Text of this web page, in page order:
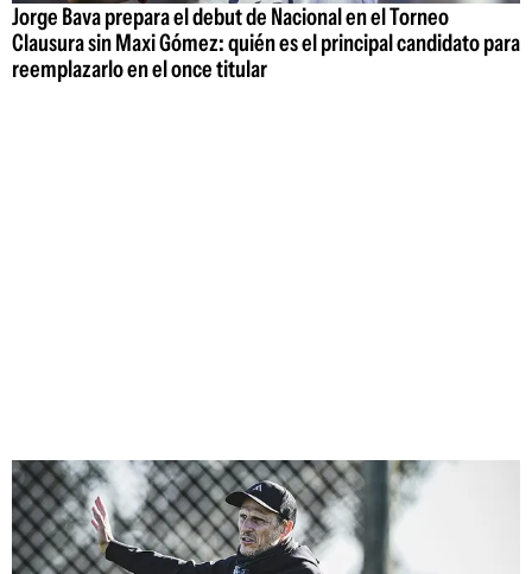
Jorge Bava prepara el debut de Nacional en el Torneo
Clausura sin Maxi Gómez: quién es el principal candidato para
reemplazarlo en el once titular